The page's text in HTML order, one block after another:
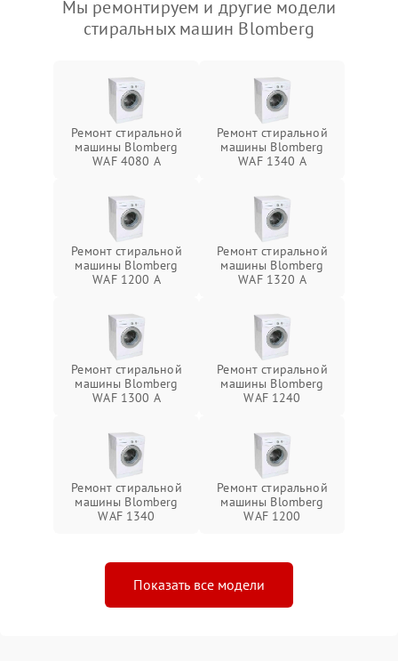
Мы ремонтируем и другие модели
стиральных машин Blomberg
Ремонт стиральной
машины Blomberg
WAF 4080 A
Ремонт стиральной
машины Blomberg
WAF 1340 A
Ремонт стиральной
машины Blomberg
WAF 1200 A
Ремонт стиральной
машины Blomberg
WAF 1320 A
Ремонт стиральной
машины Blomberg
WAF 1300 A
Ремонт стиральной
машины Blomberg
WAF 1240
Ремонт стиральной
машины Blomberg
WAF 1340
Ремонт стиральной
машины Blomberg
WAF 1200
Показать все модели